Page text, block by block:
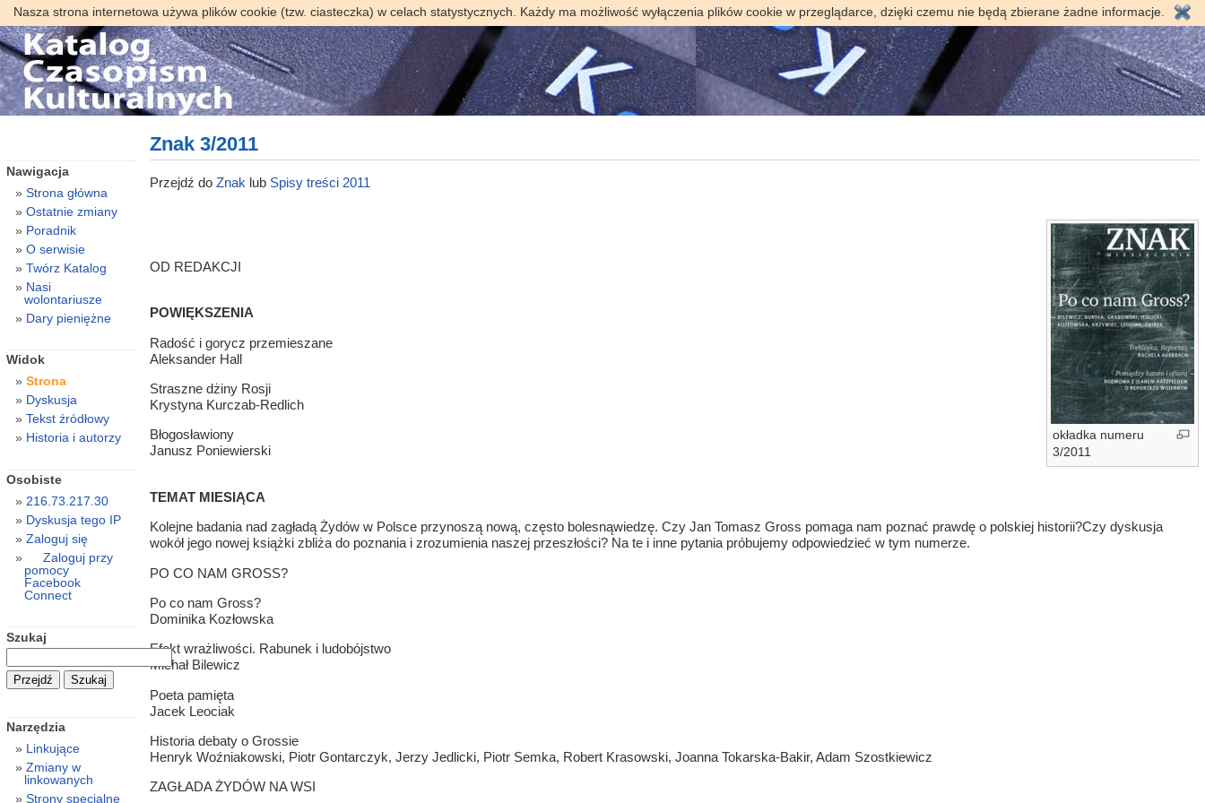
Nasza strona internetowa używa plików cookie (tzw. ciasteczka) w celach statystycznych. Każdy ma możliwość wyłączenia plików cookie w przeglądarce, dzięki czemu nie będą zbierane żadne informacje.
Znak 3/2011
Przejdź do Znak lub Spisy treści 2011
okładka numeru
3/2011
OD REDAKCJI
POWIĘKSZENIA
Radość i gorycz przemieszane
Aleksander Hall
Straszne dżiny Rosji
Krystyna Kurczab-Redlich
Błogosławiony
Janusz Poniewierski
TEMAT MIESIĄCA
Kolejne badania nad zagładą Żydów w Polsce przynoszą nową, często bolesnąwiedzę. Czy Jan Tomasz Gross pomaga nam poznać prawdę o polskiej historii?Czy dyskusja
wokół jego nowej książki zbliża do poznania i zrozumienia naszej przeszłości? Na te i inne pytania próbujemy odpowiedzieć w tym numerze.
PO CO NAM GROSS?
Po co nam Gross?
Dominika Kozłowska
Efekt wrażliwości. Rabunek i ludobójstwo
Michał Bilewicz
Poeta pamięta
Jacek Leociak
Historia debaty o Grossie
Henryk Woźniakowski, Piotr Gontarczyk, Jerzy Jedlicki, Piotr Semka, Robert Krasowski, Joanna Tokarska-Bakir, Adam Szostkiewicz
ZAGŁADA ŻYDÓW NA WSI
Nawigacja
Strona główna
Ostatnie zmiany
Poradnik
O serwisie
Twórz Katalog
Nasi
wolontariusze
Dary pieniężne
Widok
Strona
Dyskusja
Tekst źródłowy
Historia i autorzy
Osobiste
216.73.217.30
Dyskusja tego IP
Zaloguj się
Zaloguj przy
pomocy
Facebook
Connect
Szukaj
Narzędzia
Linkujące
Zmiany w
linkowanych
Strony specjalne